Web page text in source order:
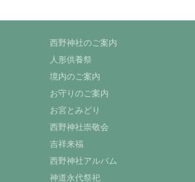
西野神社のご案内
人形供養祭
境内のご案内
お守りのご案内
お宮とみどり
西野神社崇敬会
吉祥来福
西野神社アルバム
神道永代祭祀